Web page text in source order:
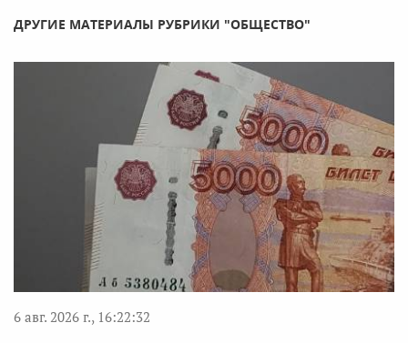
ДРУГИЕ МАТЕРИАЛЫ РУБРИКИ "ОБЩЕСТВО"
6 авг. 2026 г., 16:22:32